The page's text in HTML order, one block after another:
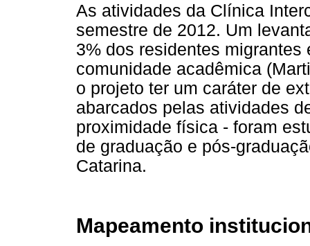
As atividades da Clínica
semestre de 2012. Um
3% dos residentes
comunidade acadêmica
o projeto ter um caráter de
abarcados pelas atividades
proximidade física - foram
de graduação e pós-
Catarina.
Mapeamento